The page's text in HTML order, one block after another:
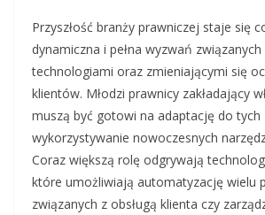
Przyszłość branży prawniczej staje się
dynamiczna i pełna wyzwań
technologiami oraz zmieniającymi się
klientów. Młodzi prawnicy zakładający
muszą być gotowi na adaptację do tych
wykorzystywanie nowoczesnych
Coraz większą rolę odgrywają
które umożliwiają automatyzację wielu
związanych z obsługą klienta czy